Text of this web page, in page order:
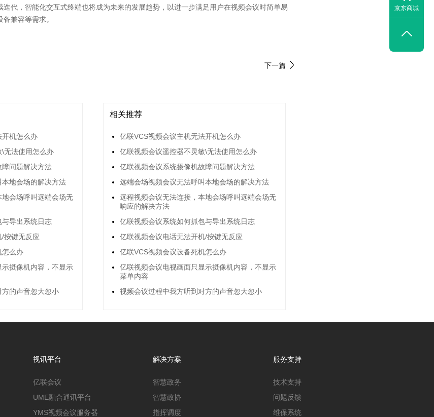
代，智能化交互式终端也将成为未来的发展趋势，以进一步满足用户在视频会议时简单易
兼容等需求。
下一篇
开机怎么办
无法使用怎么办
问题解决方法
地会场的解决方法
会场呼叫远端会场无
导出系统日志
按键无反应
怎么办
摄像机内容，不显示
的声音忽大忽小
相关推荐
亿联VCS视频会议主机无法开机怎么办
亿联视频会议遥控器不灵敏\无法使用怎么办
亿联视频会议系统摄像机故障问题解决方法
远端会场视频会议无法呼叫本地会场的解决方法
远程视频会议无法连接，本地会场呼叫远端会场无
响应的解决方法
亿联视频会议系统如何抓包与导出系统日志
亿联视频会议电话无法开机/按键无反应
亿联VCS视频会议设备死机怎么办
亿联视频会议电视画面只显示摄像机内容，不显示
菜单内容
视频会议过程中我方听到对方的声音忽大忽小
京东商城

视讯平台
亿联会议
UME融合通讯平台
YMS视频会议服务器
解决方案
智慧政务
智慧政协
指挥调度
服务支持
技术支持
问题反馈
维保系统